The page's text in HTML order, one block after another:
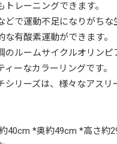
トレーニングできます。
どで運動不足になりがちな
な有酸素運動ができます。
のルームサイクルオリンピ
ィーなカラーリングです。
シリーズは、様々なアスリ
40cm *奥約49cm *高さ約